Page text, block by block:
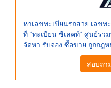
หาเลขทะเบียนรถสวย เลข
ที่ *ทะเบียน ซีเลคท์* ศูนย์รว
จัดหา รับจอง ซื้อขาย ถูกกฎ
สอบถา